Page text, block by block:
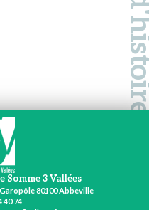
Somme 3 Vallées
80100 Abbeville
40 74